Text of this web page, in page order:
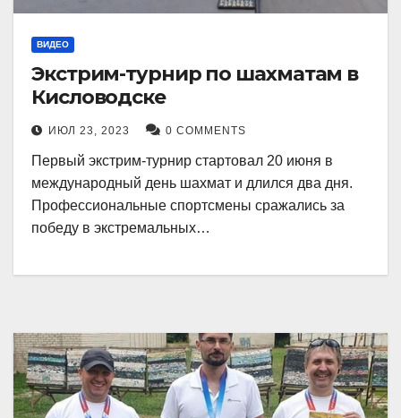
ВИДЕО
Экстрим-турнир по шахматам в
Кисловодске
ИЮЛ 23, 2023 0 COMMENTS
Первый экстрим-турнир стартовал 20 июня в
международный день шахмат и длился два дня.
Профессиональные спортсмены сражались за
победу в экстремальных…